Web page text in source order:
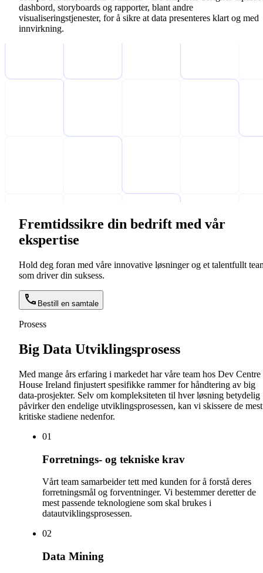
dashbord, storyboards og rapporter, blant andre
visualiseringstjenester, for å sikre at data presenteres klart og med
innvirkning.
Fremtidssikre din bedrift med vår
ekspertise
Hold deg foran med våre innovative løsninger og et talentfullt
som driver din suksess.
Bestill en samtale
Prosess
Big Data Utviklingsprosess
Med mange års erfaring i markedet har våre team hos Dev Centre
House Ireland finjustert spesifikke rammer for håndtering av big
data-prosjekter. Selv om kompleksiteten til hver løsning betydelig
påvirker den endelige utviklingsprosessen, kan vi skissere de mest
kritiske stadiene nedenfor.
01
Forretnings- og tekniske krav
Vårt team samarbeider tett med kunden for å forstå deres
forretningsmål og forventninger. Vi bestemmer deretter de
mest passende teknologiene som skal brukes i
datautviklingsprosessen.
02
Data Mining